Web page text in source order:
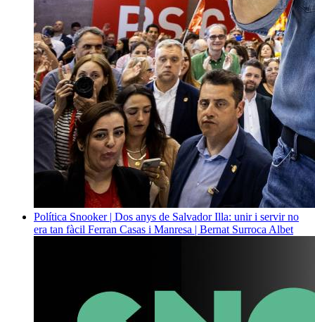
Política Snooker | Dos anys de Salvador Illa: unir i servir no
era tan fàcil Ferran Casas i Manresa | Bernat Surroca Albet